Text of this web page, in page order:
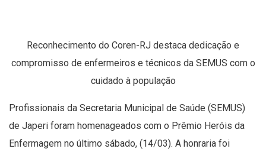
Reconhecimento do Coren-RJ destaca dedicação e
compromisso de enfermeiros e técnicos da SEMUS com o
cuidado à população
Profissionais da Secretaria Municipal de Saúde (SEMUS)
de Japeri foram homenageados com o Prêmio Heróis da
Enfermagem no último sábado, (14/03). A honraria foi